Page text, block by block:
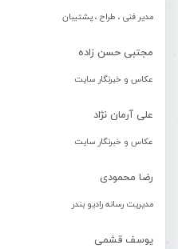
مدیر فنی ، طراح ، پشتیبان
مجتبی حسن زاده
عکاس و خبرنگار سایت
علی آرمان نژاد
عکاس و خبرنگار سایت
رضا محمودی
مدیریت رسانه رادیو بندر
یوسف قشمی